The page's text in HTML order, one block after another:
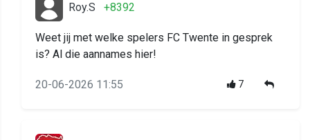
Roy.S +8392
Weet jij met welke spelers FC Twente in gesprek
is? Al die aannames hier!
20-06-2026 11:55 7